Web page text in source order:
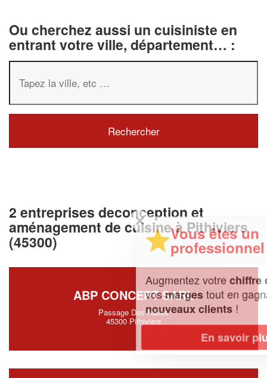
Ou cherchez aussi un cuisiniste en
entrant votre ville, département… :
2 entreprises deconception et
aménagement de cuisine à Pithiviers
(45300)
ABP CONCEPT SARL
Passage Des Halles
45300 Pithiviers
✕
Vous êtes un
professionnel ?
Augmentez votrechiffre d'affaireset
vosmargestout en gagnant de
nouveaux clients!
En savoir plus